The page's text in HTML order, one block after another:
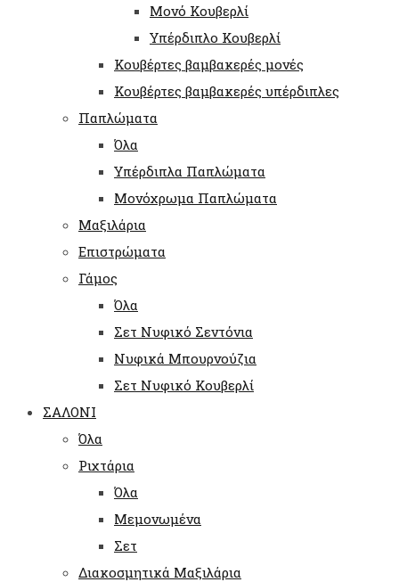
Μονό Κουβερλί
Υπέρδιπλο Κουβερλί
Κουβέρτες βαμβακερές μονές
Κουβέρτες βαμβακερές υπέρδιπλες
Παπλώματα
Όλα
Υπέρδιπλα Παπλώματα
Μονόχρωμα Παπλώματα
Μαξιλάρια
Επιστρώματα
Γάμος
Όλα
Σετ Νυφικό Σεντόνια
Νυφικά Μπουρνούζια
Σετ Νυφικό Κουβερλί
ΣΑΛΟΝΙ
Όλα
Ριχτάρια
Όλα
Μεμονωμένα
Σετ
Διακοσμητικά Μαξιλάρια